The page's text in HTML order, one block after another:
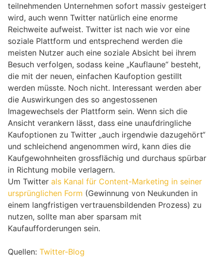
teilnehmenden Unternehmen sofort massiv gesteigert
wird, auch wenn Twitter natürlich eine enorme
Reichweite aufweist. Twitter ist nach wie vor eine
soziale Plattform und entsprechend werden die
meisten Nutzer auch eine soziale Absicht bei ihrem
Besuch verfolgen, sodass keine „Kauflaune“ besteht,
die mit der neuen, einfachen Kaufoption gestillt
werden müsste. Noch nicht. Interessant werden aber
die Auswirkungen des so angestossenen
Imagewechsels der Plattform sein. Wenn sich die
Ansicht verankern lässt, dass eine unaufdringliche
Kaufoptionen zu Twitter „auch irgendwie dazugehört“
und schleichend angenommen wird, kann dies die
Kaufgewohnheiten grossflächig und durchaus spürbar
in Richtung mobile verlagern.
Um Twitter als Kanal für Content-Marketing in seiner
ursprünglichen Form (Gewinnung von Neukunden in
einem langfristigen vertrauensbildenden Prozess) zu
nutzen, sollte man aber sparsam mit
Kaufaufforderungen sein.
Quellen: Twitter-Blog